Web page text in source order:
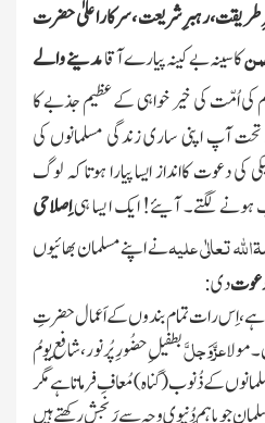
طریقت، رہبرِ شریعت ، سرکاراعلیٰ حضرت
کاسینہ بے کینہ پیارے آقامدینے والے
کیاُمّت کی خیر خواہی کے عظیم جذبے کا
آپ اپنی ساری زندگی مسلمانوں کی
دعوت کاانداز ایسا پیارا ہوتا کہ لوگ
ہونے لگتے۔ آیئے! ایک ا یسا ہیاِصلاحی
تعالٰی علیہنے اپنے مسلمان بھائیوں
دعوتدی :
اِس رات تمام بندوں کے اَعمال حضرتِ
عزَّوَجلَّبطفیلِ حضُورِ پُر نور ، شافِعِ یومُ
نوں کے ذُنوب(گناہ )مُعاف فرماتا ہے مگر
جو باہَم دُنیوی وجہ سے رَنَجش رکھتے ہیں